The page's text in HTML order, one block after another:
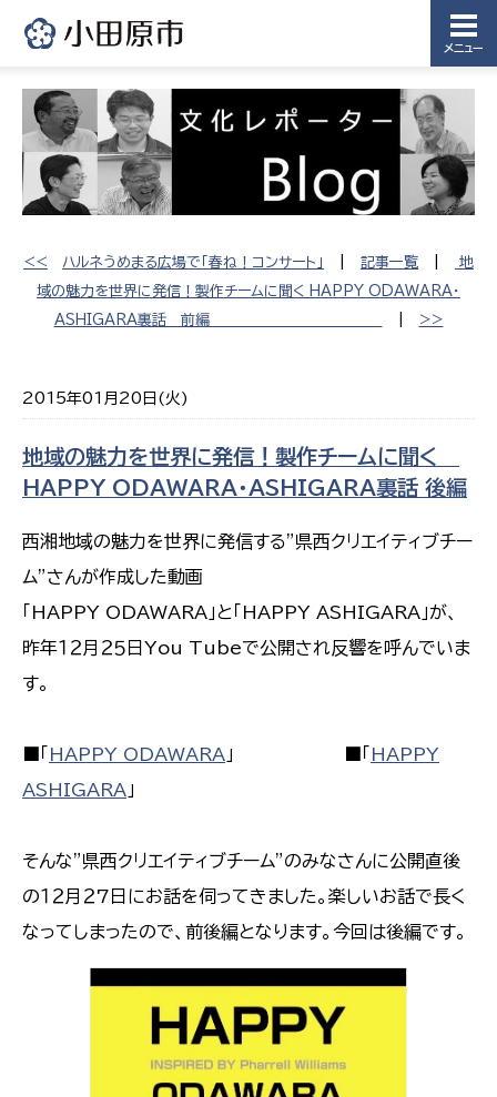
メニュー
<< ハルネうめまる広場で「春ね！コンサート」 記事一覧
地
域の魅力を世界に発信！製作チームに聞く HAPPY ODAWARA・
ASHIGARA裏話 前編
>>
2015年01月20日(火)
地域の魅力を世界に発信！製作チームに聞く
HAPPY ODAWARA・ASHIGARA裏話 後編
西湘地域の魅力を世界に発信する”県西クリエイティブチー
ム”さんが作成した動画
「HAPPY ODAWARA」と「HAPPY ASHIGARA」が、
昨年１２月２５日You Tubeで公開され反響を呼んでいま
す。
HAPPY ODAWARA 」 ■「
HAPPY
ASHIGARA 」
そんな”県西クリエイティブチーム”のみなさんに公開直後
の１２月２7日にお話を伺ってきました。楽しいお話で長く
なってしまったので、前後編となります。今回は後編です。